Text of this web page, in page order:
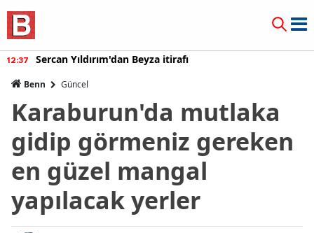
12:37 Sercan Yıldırım'dan Beyza itirafı
Benn Güncel
Karaburun'da mutlaka
gidip görmeniz gereken
en güzel mangal
yapılacak yerler